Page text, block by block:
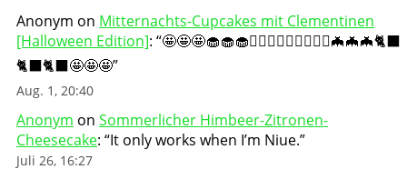
Anonym on Mitternachts-Cupcakes mit Clementinen
[Halloween Edition]: “🤩🤩🤩🧁🧁🧁🧛🏻‍♀️🧛🏻‍♀️🧛🏻‍♀️🦇🦇🦇🐈‍⬛
🐈‍⬛🐈‍⬛🤩🤩🤩”
Aug. 1, 20:40
Anonym on Sommerlicher Himbeer-Zitronen-
Cheesecake: “It only works when I’m Niue.”
Juli 26, 16:27